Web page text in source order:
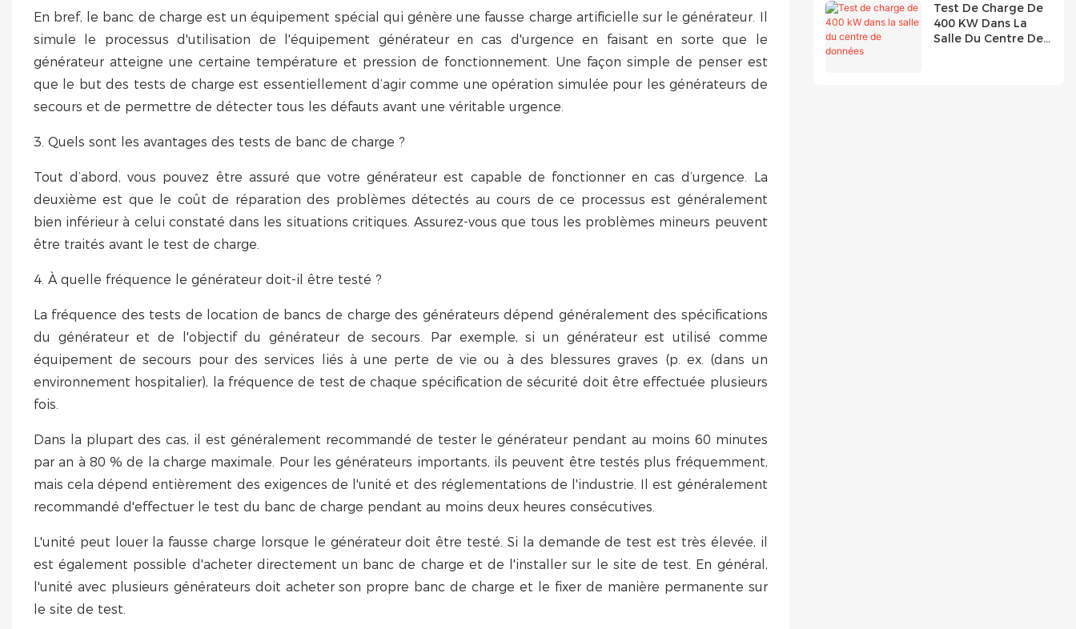
En bref, le banc de charge est un équipement spécial qui génère une fausse charge artificielle sur le générateur. Il
simule le processus d'utilisation de l'équipement générateur en cas d'urgence en faisant en sorte que le
générateur atteigne une certaine température et pression de fonctionnement. Une façon simple de penser est
que le but des tests de charge est essentiellement d’agir comme une opération simulée pour les générateurs de
secours et de permettre de détecter tous les défauts avant une véritable urgence.
3. Quels sont les avantages des tests de banc de charge ?
Tout d’abord, vous pouvez être assuré que votre générateur est capable de fonctionner en cas d’urgence. La
deuxième est que le coût de réparation des problèmes détectés au cours de ce processus est généralement
bien inférieur à celui constaté dans les situations critiques. Assurez-vous que tous les problèmes mineurs peuvent
être traités avant le test de charge.
4. À quelle fréquence le générateur doit-il être testé ?
La fréquence des tests de location de bancs de charge des générateurs dépend généralement des spécifications
du générateur et de l'objectif du générateur de secours. Par exemple, si un générateur est utilisé comme
équipement de secours pour des services liés à une perte de vie ou à des blessures graves (p. ex. (dans un
environnement hospitalier), la fréquence de test de chaque spécification de sécurité doit être effectuée plusieurs
fois.
Dans la plupart des cas, il est généralement recommandé de tester le générateur pendant au moins 60 minutes
par an à 80 % de la charge maximale. Pour les générateurs importants, ils peuvent être testés plus fréquemment,
mais cela dépend entièrement des exigences de l'unité et des réglementations de l'industrie. Il est généralement
recommandé d'effectuer le test du banc de charge pendant au moins deux heures consécutives.
L'unité peut louer la fausse charge lorsque le générateur doit être testé. Si la demande de test est très élevée, il
est également possible d'acheter directement un banc de charge et de l'installer sur le site de test. En général,
l'unité avec plusieurs générateurs doit acheter son propre banc de charge et le fixer de manière permanente sur
le site de test.
Test De Charge De
400 KW Dans La
Salle Du Centre De